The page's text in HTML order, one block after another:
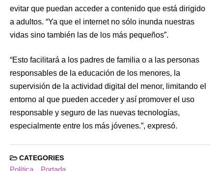
evitar que puedan acceder a contenido que está dirigido
a adultos. “Ya que el internet no sólo inunda nuestras
vidas sino también las de los más pequeños”.
“Esto facilitará a los padres de familia o a las personas
responsables de la educación de los menores, la
supervisión de la actividad digital del menor, limitando el
entorno al que pueden acceder y así promover el uso
responsable y seguro de las nuevas tecnologías,
especialmente entre los más jóvenes.”, expresó.
CATEGORIES
Política Portada